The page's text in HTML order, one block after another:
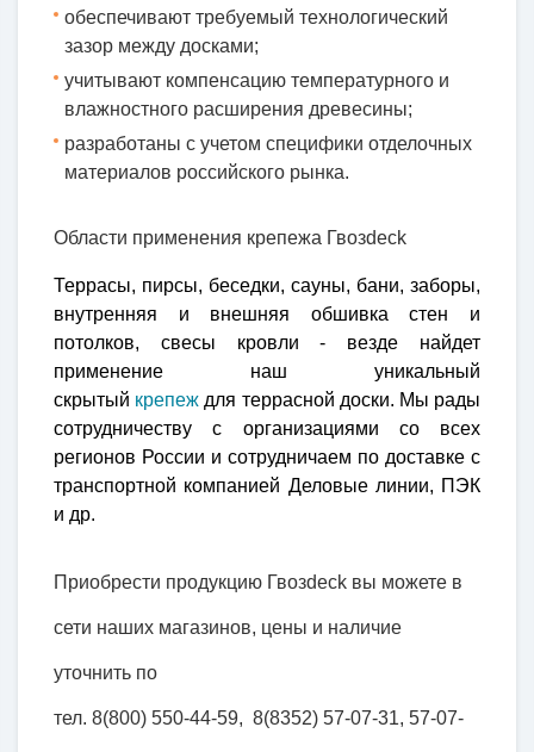
обеспечивают требуемый технологический
зазор между досками;
учитывают компенсацию температурного и
влажностного расширения древесины;
разработаны с учетом специфики отделочных
материалов российского рынка.
Области применения крепежа Гвозdeck
Террасы, пирсы, беседки, сауны, бани, заборы,
внутренняя и внешняя обшивка стен и
потолков, свесы кровли - везде найдет
применение наш уникальный
скрытый крепеж для террасной доски. Мы рады
сотрудничеству с организациями со всех
регионов России и сотрудничаем по доставке с
транспортной компанией Деловые линии, ПЭК
и др.
Приобрести продукцию Гвозdeck вы можете в
сети наших магазинов, цены и наличие
уточнить по
тел. 8(800) 550-44-59, 8(8352) 57-07-31, 57-07-